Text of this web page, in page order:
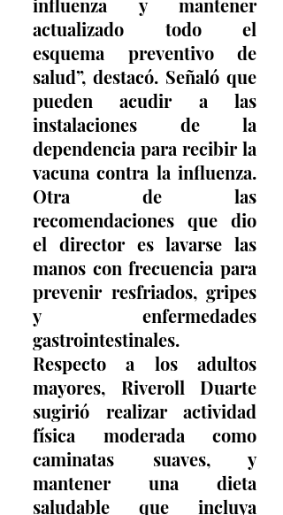
actualizado todo el
esquema preventivo de
salud”, destacó. Señaló que
pueden acudir a las
instalaciones de la
dependencia para recibir la
vacuna contra la influenza.
Otra de las
recomendaciones que dio
el director es lavarse las
manos con frecuencia para
prevenir resfriados, gripes
y enfermedades
gastrointestinales.
Respecto a los adultos
mayores, Riveroll Duarte
sugirió realizar actividad
física moderada como
caminatas suaves, y
mantener una dieta
saludable que incluya